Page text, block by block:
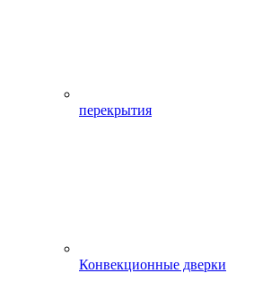
перекрытия
Конвекционные дверки